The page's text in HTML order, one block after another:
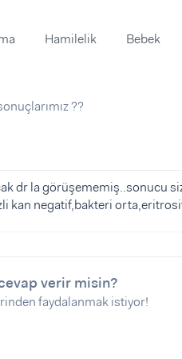
Hamilelik Bebek
??
dr la görüşememiş..sonucu
kan negatif,bakteri
verir misin?
faydalanmak istiyor!